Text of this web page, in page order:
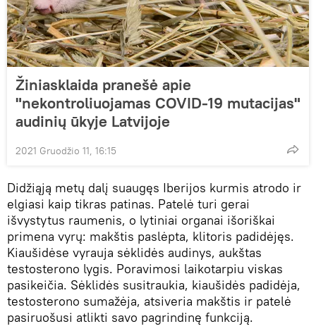
Žiniasklaida pranešė apie
"nekontroliuojamas COVID-19 mutacijas"
audinių ūkyje Latvijoje
2021 Gruodžio 11, 16:15
Didžiąją metų dalį suaugęs Iberijos kurmis atrodo ir
elgiasi kaip tikras patinas. Patelė turi gerai
išvystytus raumenis, o lytiniai organai išoriškai
primena vyrų: makštis paslėpta, klitoris padidėjęs.
Kiaušidėse vyrauja sėklidės audinys, aukštas
testosterono lygis. Poravimosi laikotarpiu viskas
pasikeičia. Sėklidės susitraukia, kiaušidės padidėja,
testosterono sumažėja, atsiveria makštis ir patelė
pasiruošusi atlikti savo pagrindinę funkciją.